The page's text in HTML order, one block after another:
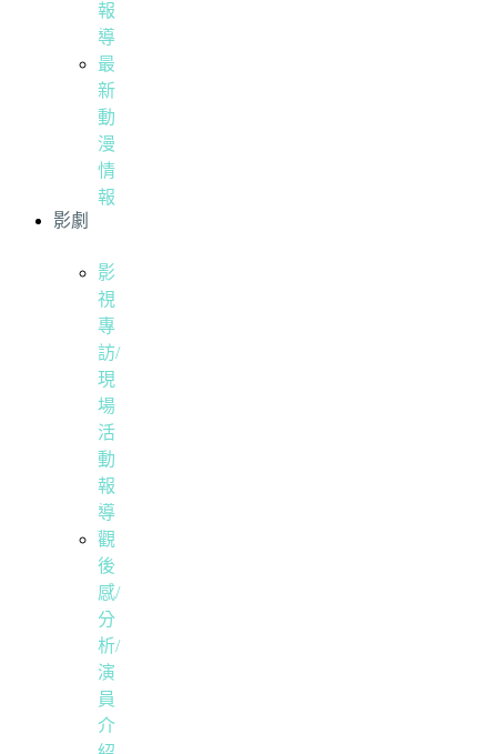
報
導
最
新
動
漫
情
報
影劇
影
視
專
訪/
現
場
活
動
報
導
觀
後
感/
分
析/
演
員
介